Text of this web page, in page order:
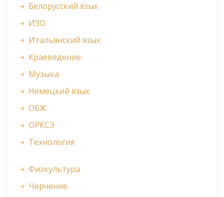
Белорусский язык
ИЗО
Итальянский язык
Краеведение
Музыка
Немецкий язык
ОБЖ
ОРКСЭ
Технология
Физкультура
Черчение